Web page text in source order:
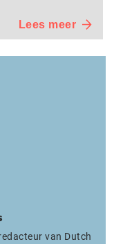
Lees meer
van Dutch